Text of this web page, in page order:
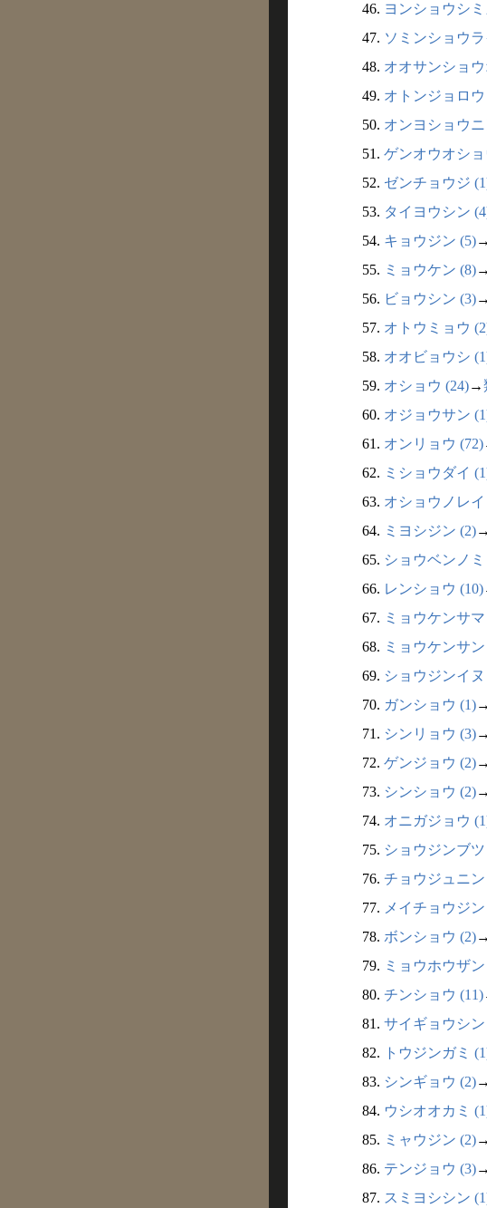
46. ヨンショウシ
47. ソミンショウ
48. オオサンショ
49. オトンジョロウ
50. オンヨショウ
51. ゲンオウオショ
52. ゼンチョウジ
53. タイヨウシン
54. キョウジン (5)→
55. ミョウケン (8)→
56. ビョウシン (3)→
57. オトウミョウ
58. オオビョウシ
59. オショウ (24)→
60. オジョウサン
61. オンリョウ (72)
62. ミショウダイ
63. オショウノレイ
64. ミヨシジン (2)→
65. ショウベンノミ
66. レンショウ (10)
67. ミョウケンサ
68. ミョウケンサ
69. ショウジンイヌ
70. ガンショウ (1)→
71. シンリョウ (3)→
72. ゲンジョウ (2)→
73. シンショウ (2)→
74. オニガジョウ
75. ショウジンブツ
76. チョウジュニン
77. メイチョウジ
78. ボンショウ (2)→
79. ミョウホウザ
80. チンショウ (11)
81. サイギョウシン
82.
トウジンガミ
83. シンギョウ (2)→
84. ウシオオカミ
85. ミャウジン (2)→
86. テンジョウ (3)→
87. スミヨシシン